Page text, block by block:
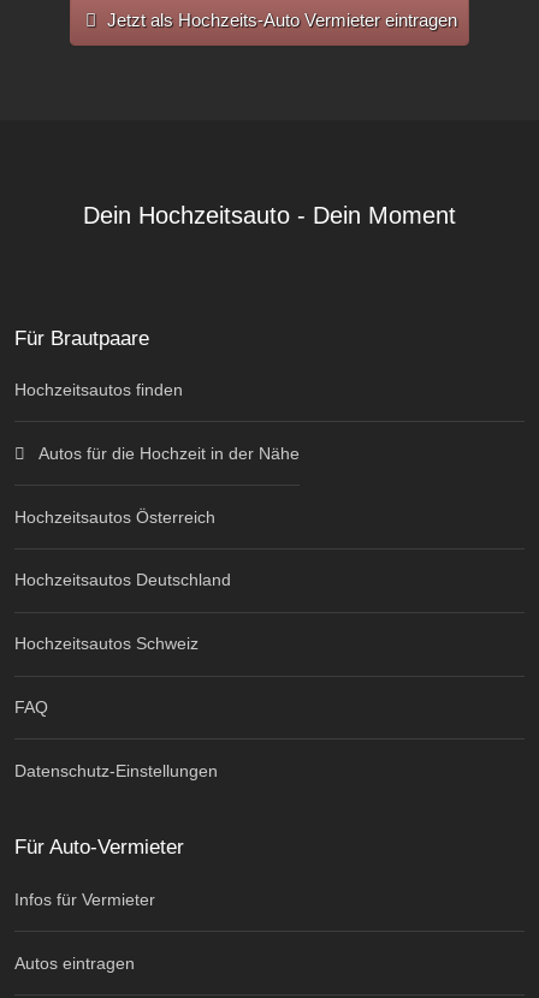
Jetzt als Hochzeits-Auto Vermieter eintragen
Dein Hochzeitsauto - Dein Moment
Für Brautpaare
Hochzeitsautos finden
Autos für die Hochzeit in der Nähe
Hochzeitsautos Österreich
Hochzeitsautos Deutschland
Hochzeitsautos Schweiz
FAQ
Datenschutz-Einstellungen
Für Auto-Vermieter
Infos für Vermieter
Autos eintragen